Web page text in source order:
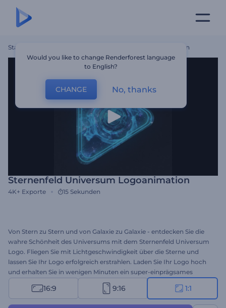
Startseite Sternenfeld Universum Logoanimation
Sternenfeld Universum Logoanimation
4K+ Exporte 15 Sekunden
Von Stern zu Stern und von Galaxie zu Galaxie - entdecken Sie die
wahre Schönheit des Universums mit dem Sternenfeld Universum
Logo. Fliegen Sie mit Lichtgeschwindigkeit über die Sterne und
lassen Sie Ihr Logo erfolgreich erstrahlen. Laden Sie Ihr Logo hoch
und erhalten Sie in wenigen Minuten ein super-einprägsames
Video. Perfekt für Kinofilme, Firmenpräsentationen, TV-Shows oder
YouTube-Videostarts. Verleihen Sie Ihrem Logo sofort und
16:9 9:16 1:1
Would you like to change Renderforest language
to English?
CHANGE No, thanks